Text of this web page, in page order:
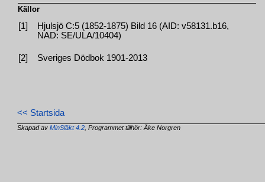
Källor
[1]
Hjulsjö C:5 (1852-1875) Bild 16 (AID: v58131.b16,
NAD: SE/ULA/10404)
[2] Sveriges Dödbok 1901-2013
<< Startsida
Skapad avMinSläkt 4.2 , Programmet tillhör: Åke Norgren